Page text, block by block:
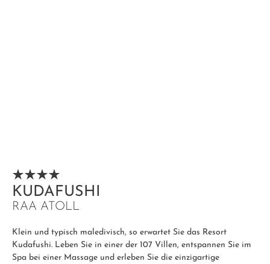
KUDAFUSHI
RAA ATOLL
Klein und typisch maledivisch, so erwartet Sie das Resort
Kudafushi. Leben Sie in einer der 107 Villen, entspannen Sie im
Spa bei einer Massage und erleben Sie die einzigartige